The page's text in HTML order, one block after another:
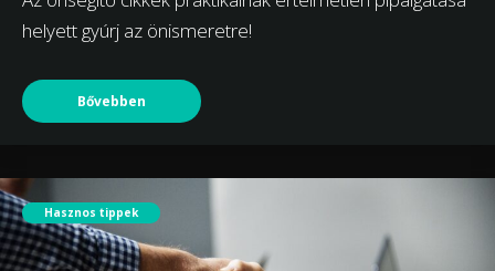
helyett gyúrj az önismeretre!
Bővebben
Hasznos tippek